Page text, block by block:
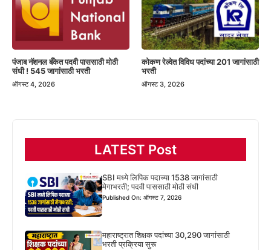
पंजाब नॅशनल बँकेत पदवी पाससाठी मोठी
संधी ! 545 जागांसाठी भरती
ऑगस्ट 4, 2026
कोकण रेल्वेत विविध पदांच्या 201 जागांसाठी
भरती
ऑगस्ट 3, 2026
LATEST Post
SBI मध्ये लिपिक पदाच्या 1538 जागांसाठी
मेगाभरती; पदवी पाससाठी मोठी संधी
Published On: ऑगस्ट 7, 2026
महाराष्ट्रात शिक्षक पदांच्या 30,290 जागांसाठी
भरती प्रक्रिया सुरू